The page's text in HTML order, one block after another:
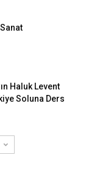
Haluk Levent
Soluna Ders